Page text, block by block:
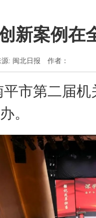
新案例在
源: 闽北日报 作者：
平市第二届
。